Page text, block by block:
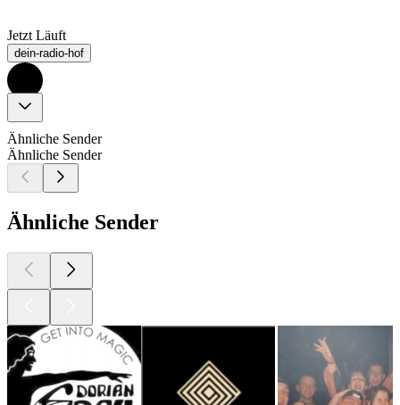
Jetzt Läuft
dein-radio-hof
Ähnliche Sender
Ähnliche Sender
Ähnliche Sender